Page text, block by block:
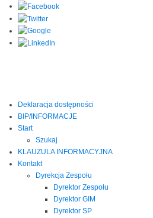
Deklaracja dostępności
BIP/INFORMACJE
Start
Szukaj
KLAUZULA INFORMACYJNA
Kontakt
Dyrekcja Zespołu
Dyrektor Zespołu
Dyrektor GIM
Dyrektor SP